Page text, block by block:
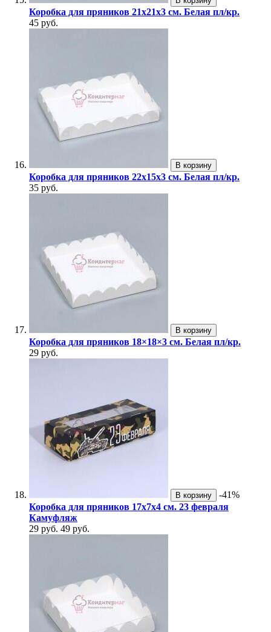
Коробка для пряников 21х21х3 см. Белая пл/кр.
45 руб.
В корзину
Коробка для пряников 22х15х3 см. Белая пл/кр.
35 руб.
В корзину
Коробка для пряников 18×18×3 см. Белая пл/кр.
29 руб.
В корзину
-41%
Коробка для пряников 17х7х4 см. 23 февраля
Камуфляж
29 руб. 49 руб.